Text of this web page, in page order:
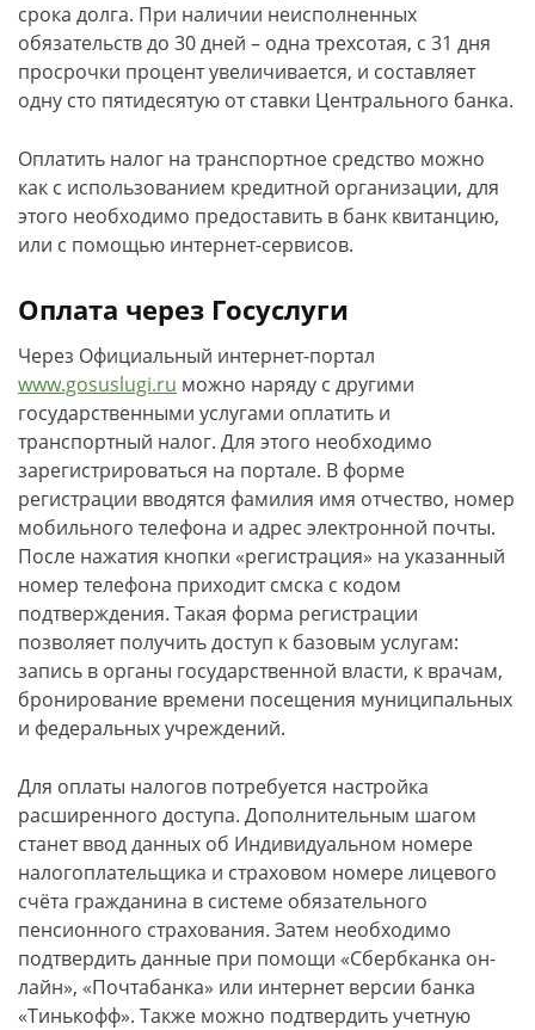
срока долга. При наличии неисполненных
обязательств до 30 дней – одна трехсотая, с 31 дня
просрочки процент увеличивается, и составляет
одну сто пятидесятую от ставки Центрального банка.
Оплатить налог на транспортное средство можно
как с использованием кредитной организации, для
этого необходимо предоставить в банк квитанцию,
или с помощью интернет-сервисов.
Оплата через Госуслуги
Через Официальный интернет-портал
www.gosuslugi.ru можно наряду с другими
государственными услугами оплатить и
транспортный налог. Для этого необходимо
зарегистрироваться на портале. В форме
регистрации вводятся фамилия имя отчество, номер
мобильного телефона и адрес электронной почты.
После нажатия кнопки «регистрация» на указанный
номер телефона приходит смска с кодом
подтверждения. Такая форма регистрации
позволяет получить доступ к базовым услугам:
запись в органы государственной власти, к врачам,
бронирование времени посещения муниципальных
и федеральных учреждений.
Для оплаты налогов потребуется настройка
расширенного доступа. Дополнительным шагом
станет ввод данных об Индивидуальном номере
налогоплательщика и страховом номере лицевого
счёта гражданина в системе обязательного
пенсионного страхования. Затем необходимо
подтвердить данные при помощи «Сбербканка он-
лайн», «Почтабанка» или интернет версии банка
«Тинькофф». Также можно подтвердить учетную